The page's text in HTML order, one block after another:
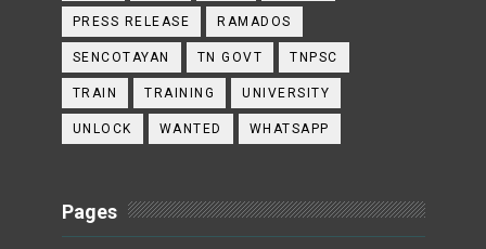
PRESS RELEASE RAMADOS
SENCOTAYAN TN GOVT TNPSC
TRAIN TRAINING UNIVERSITY
UNLOCK WANTED WHATSAPP
Pages